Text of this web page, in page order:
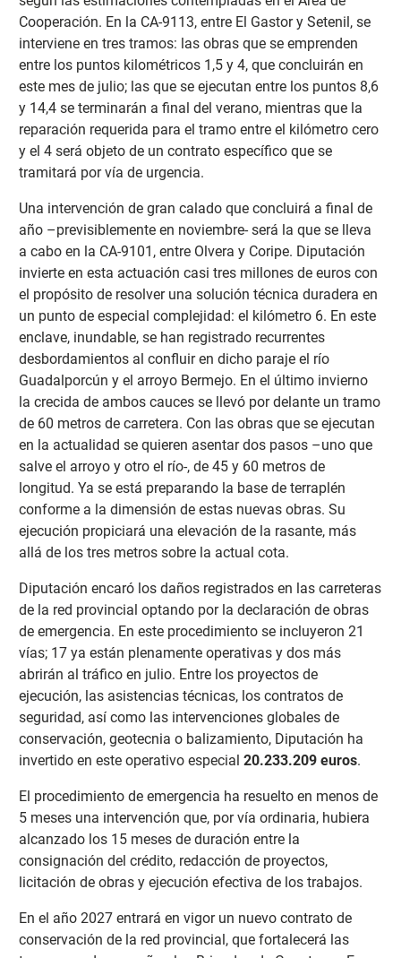
Cooperación. En la CA-9113, entre El Gastor y Setenil, se
interviene en tres tramos: las obras que se emprenden
entre los puntos kilométricos 1,5 y 4, que concluirán en
este mes de julio; las que se ejecutan entre los puntos 8,6
y 14,4 se terminarán a final del verano, mientras que la
reparación requerida para el tramo entre el kilómetro cero
y el 4 será objeto de un contrato específico que se
tramitará por vía de urgencia.
Una intervención de gran calado que concluirá a final de
año –previsiblemente en noviembre- será la que se lleva
a cabo en la CA-9101, entre Olvera y Coripe. Diputación
invierte en esta actuación casi tres millones de euros con
el propósito de resolver una solución técnica duradera en
un punto de especial complejidad: el kilómetro 6. En este
enclave, inundable, se han registrado recurrentes
desbordamientos al confluir en dicho paraje el río
Guadalporcún y el arroyo Bermejo. En el último invierno
la crecida de ambos cauces se llevó por delante un tramo
de 60 metros de carretera. Con las obras que se ejecutan
en la actualidad se quieren asentar dos pasos –uno que
salve el arroyo y otro el río-, de 45 y 60 metros de
longitud. Ya se está preparando la base de terraplén
conforme a la dimensión de estas nuevas obras. Su
ejecución propiciará una elevación de la rasante, más
allá de los tres metros sobre la actual cota.
Diputación encaró los daños registrados en las carreteras
de la red provincial optando por la declaración de obras
de emergencia. En este procedimiento se incluyeron 21
vías; 17 ya están plenamente operativas y dos más
abrirán al tráfico en julio. Entre los proyectos de
ejecución, las asistencias técnicas, los contratos de
seguridad, así como las intervenciones globales de
conservación, geotecnia o balizamiento, Diputación ha
invertido en este operativo especial 20.233.209 euros.
El procedimiento de emergencia ha resuelto en menos de
5 meses una intervención que, por vía ordinaria, hubiera
alcanzado los 15 meses de duración entre la
consignación del crédito, redacción de proyectos,
licitación de obras y ejecución efectiva de los trabajos.
En el año 2027 entrará en vigor un nuevo contrato de
conservación de la red provincial, que fortalecerá las